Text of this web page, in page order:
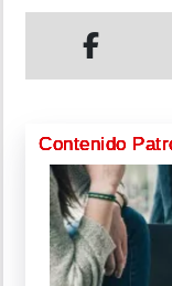
Contenido